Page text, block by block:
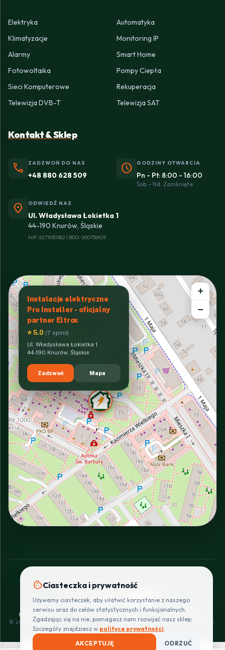
Elektryka
Automatyka
Klimatyzacje
Monitoring IP
Alarmy
Smart Home
Fotowoltaika
Pompy Ciepła
Sieci Komputerowe
Rekuperacja
Telewizja DVB-T
Telewizja SAT
Kontakt & Sklep
phone ZADZWOŃ DO NAS
+48 880 628 509 schedule GODZINY OTWARCIA
Pn - Pt: 8:00 - 16:00
Sob - Nd: Zamknięte
location_on ODWIEDŹ NAS
Ul. Władysława Łokietka 1
44-190 Knurów, Śląskie
NIP: 6271930582 | BDO: 000736929
Instalacje elektryczne
Pro Installer - oficjalny
partner Eltrox
⭐ 5.0 (7 opinii)
Ul. Władysława Łokietka 1
44-190 Knurów, Śląskie
Zadzwoń Mapa
+
−
INTERACTIVE VIEW
SZYBKIE I BEZPIECZNE PŁATNOŚCI
POLITYKA
PRYWATNOŚCI
REGULAMIN
CENNIK
DOSTAW
ZWROTY I
REKLAMACJE
© 2026 PROINSTALLER.PL - KNURÓW. WSZYSTKIE PRAWA ZASTRZEŻONE.
cookieCiasteczka i prywatność
Używamy ciasteczek, aby ułatwić korzystanie z naszego
serwisu oraz do celów statystycznych i funkcjonalnych.
Zgadzając się na nie, pomagasz nam rozwijać nasz sklep.
Szczegóły znajdziesz w polityce prywatności.
AKCEPTUJĘ
ODRZUĆ